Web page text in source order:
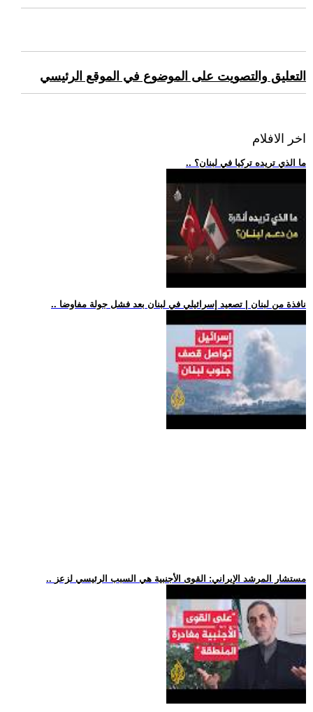
التعليق والتصويت على الموضوع في الموقع الرئيسي
اخر الافلام
.. ما الذي تريده تركيا في لبنان؟
.. نافذة من لبنان | تصعيد إسرائيلي في لبنان بعد فشل جولة مفاوضا
.. مستشار المرشد الإيراني: القوى الأجنبية هي السبب الرئيسي لزعز